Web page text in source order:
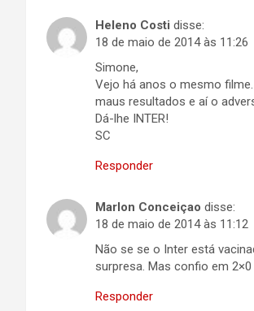
Heleno Costi disse:
18 de maio de 2014 às 11:26
Simone,
Vejo há anos o mesmo
maus resultados e aí o
Dá-lhe INTER!
SC
Responder
Marlon Conceiçao disse:
18 de maio de 2014 às 11:12
Não se se o Inter está
surpresa. Mas confio em
Responder